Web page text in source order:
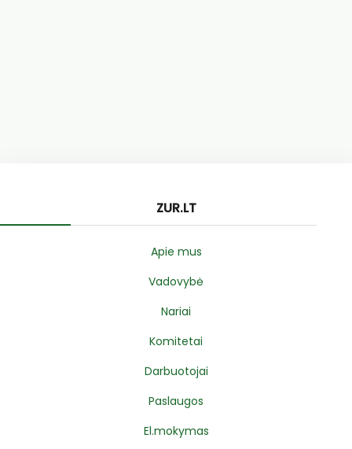
ZUR.LT
Apie mus
Vadovybė
Nariai
Komitetai
Darbuotojai
Paslaugos
El.mokymas